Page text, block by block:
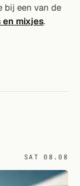
bij een van de
en mixjes.
SAT 08.08